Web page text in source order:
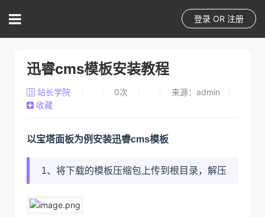
登录 OR 注册
迅睿cms模板安装教程
站长学院 0次
来源：admin
收藏
以宝塔面板为例安装迅睿cms模板
1、将下载的模板压缩包上传到根目录，解压